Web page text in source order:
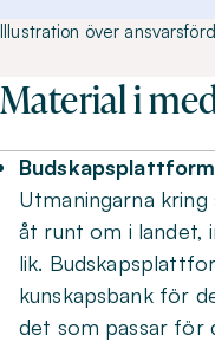
Illustration över
Material i
Utmaningarna
åt runt om i landet,
lik.
kunskapsbank för
det som passar för